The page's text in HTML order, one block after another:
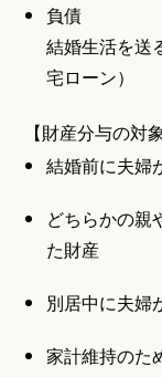
負債
結婚生活を送
宅ローン）
【財産分与の対
結婚前に夫婦
どちらかの親
た財産
別居中に夫婦
家計維持のた